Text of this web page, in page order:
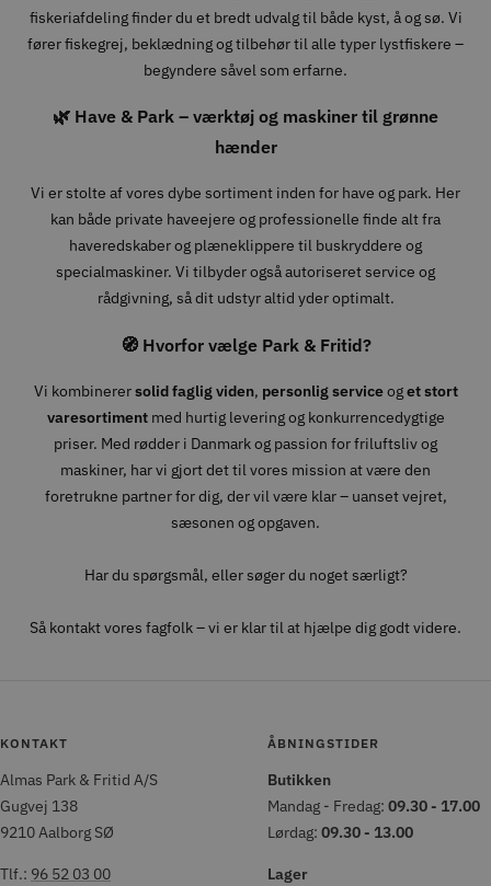
fiskeriafdeling finder du et bredt udvalg til både kyst, å og sø. Vi
fører fiskegrej, beklædning og tilbehør til alle typer lystfiskere –
begyndere såvel som erfarne.
🌿 Have & Park – værktøj og maskiner til grønne
hænder
Vi er stolte af vores dybe sortiment inden for have og park. Her
kan både private haveejere og professionelle finde alt fra
haveredskaber og plæneklippere til buskryddere og
specialmaskiner. Vi tilbyder også autoriseret service og
rådgivning, så dit udstyr altid yder optimalt.
🧭 Hvorfor vælge Park & Fritid?
Vi kombinerersolid faglig viden, personlig serviceoget stort
varesortimentmed hurtig levering og konkurrencedygtige
priser. Med rødder i Danmark og passion for friluftsliv og
maskiner, har vi gjort det til vores mission at være den
foretrukne partner for dig, der vil være klar – uanset vejret,
sæsonen og opgaven.
Har du spørgsmål, eller søger du noget særligt?
Så kontakt vores fagfolk – vi er klar til at hjælpe dig godt videre.
KONTAKT
Almas Park & Fritid A/S
Gugvej 138
9210 Aalborg SØ
Tlf.: 96 52 03 00
ÅBNINGSTIDER
Butikken
Mandag - Fredag: 09.30 - 17.00
Lørdag: 09.30 - 13.00
Lager